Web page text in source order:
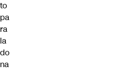
to
pa
ra
la
do
na